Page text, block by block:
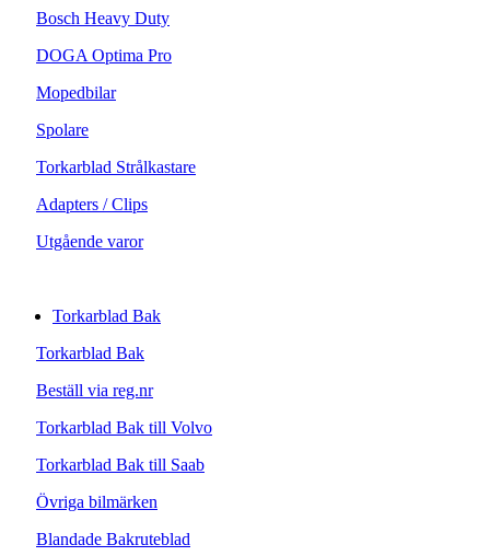
Bosch Heavy Duty
DOGA Optima Pro
Mopedbilar
Spolare
Torkarblad Strålkastare
Adapters / Clips
Utgående varor
Torkarblad Bak
Torkarblad Bak
Beställ via reg.nr
Torkarblad Bak till Volvo
Torkarblad Bak till Saab
Övriga bilmärken
Blandade Bakruteblad